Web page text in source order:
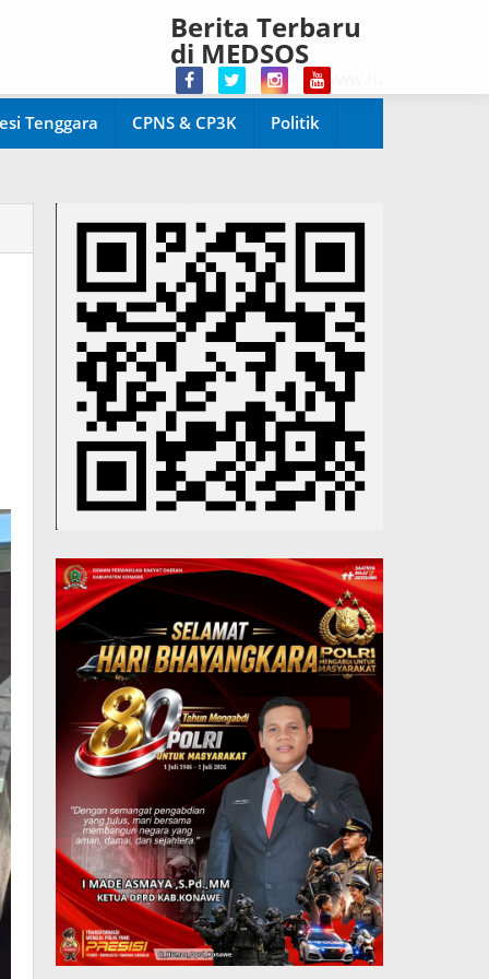
Berita Terbaru
di MEDSOS
Welcome di
Tenggara CPNS & CP3K Politik